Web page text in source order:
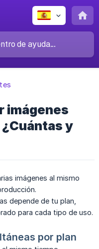
imágenes
y
imágenes al mismo
depende de tu plan,
para cada tipo de uso.
por plan